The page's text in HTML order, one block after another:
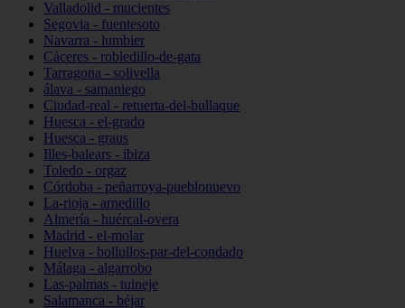
Valladolid - mucientes
Segovia - fuentesoto
Navarra - lumbier
Cáceres - robledillo-de-gata
Tarragona - solivella
álava - samaniego
Ciudad-real - retuerta-del-bullaque
Huesca - el-grado
Huesca - graus
Illes-balears - ibiza
Toledo - orgaz
Córdoba - peñarroya-pueblonuevo
La-rioja - arnedillo
Almería - huércal-overa
Madrid - el-molar
Huelva - bollullos-par-del-condado
Málaga - algarrobo
Las-palmas - tuineje
Salamanca - béjar